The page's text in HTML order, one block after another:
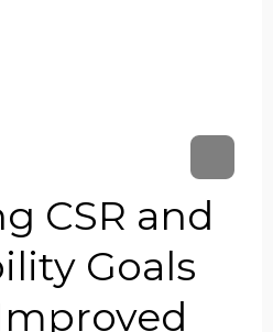
CSR and
Goals